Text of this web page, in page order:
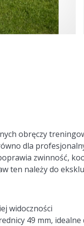
obręczy
dla
zwinność,
ten należy do
widoczności
49 mm,